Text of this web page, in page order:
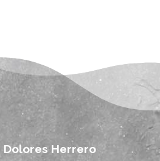
Dolores Herrero